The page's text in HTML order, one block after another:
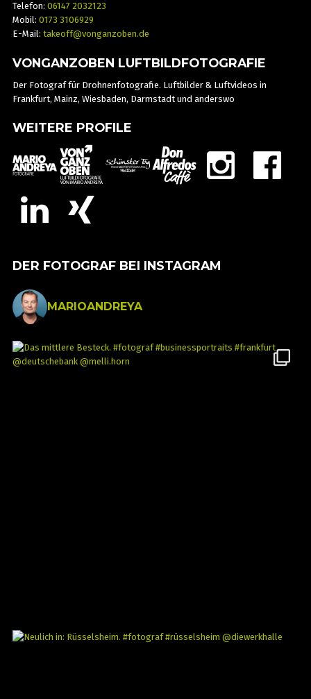
Telefon: 06147 2032123
Mobil: 0173 3106929
E-Mail: takeoff@vonganzoben.de
VONGANZOBEN LUFTBILDFOTOGRAFIE
Der Fotograf für Drohnenfotografie. Luftbilder & Luftvideos in
Frankfurt, Mainz, Wiesbaden, Darmstadt und anderswo
WEITERE PROFILE
DER FOTOGRAF BEI INSTAGRAM
MARIOANDREYA